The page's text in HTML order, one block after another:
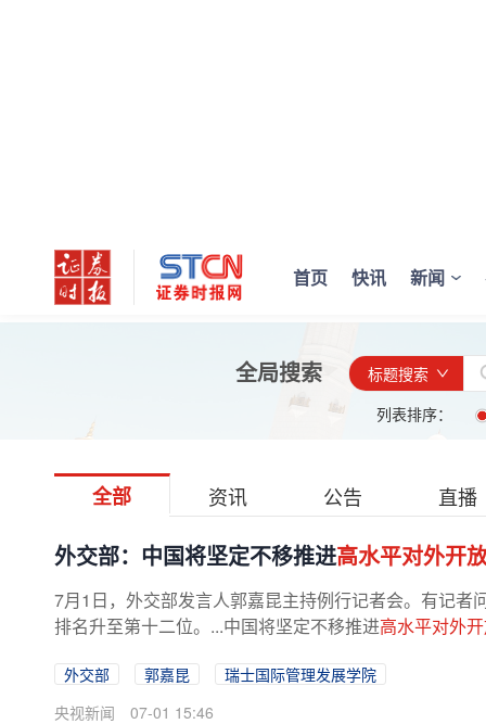
首页 快讯 新闻
全局搜索
标题搜索
列表排序：
全部 资讯 公告 直播
外交部：中国将坚定不移推进高水平对外开
7月1日，外交部发言人郭嘉昆主持例行记者会。有记
排名升至第十二位。...中国将坚定不移推进高水平对外
外交部 郭嘉昆
瑞士国际管理发展学院
央视新闻
07-01 15:46